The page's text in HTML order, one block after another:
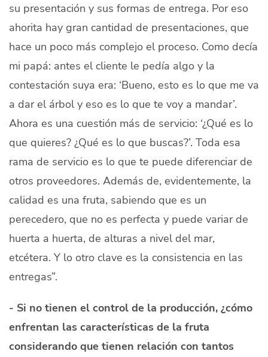
su presentación y sus formas de entrega. Por eso
ahorita hay gran cantidad de presentaciones, que
hace un poco más complejo el proceso. Como decía
mi papá: antes el cliente le pedía algo y la
contestación suya era: ‘Bueno, esto es lo que me va
a dar el árbol y eso es lo que te voy a mandar’.
Ahora es una cuestión más de servicio: ‘¿Qué es lo
que quieres? ¿Qué es lo que buscas?’. Toda esa
rama de servicio es lo que te puede diferenciar de
otros proveedores. Además de, evidentemente, la
calidad es una fruta, sabiendo que es un
perecedero, que no es perfecta y puede variar de
huerta a huerta, de alturas a nivel del mar,
etcétera. Y lo otro clave es la consistencia en las
entregas”.
- Si no tienen el control de la producción, ¿cómo
enfrentan las características de la fruta
considerando que tienen relación con tantos